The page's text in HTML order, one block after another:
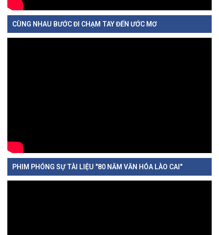
CÙNG NHAU BƯỚC ĐI CHẠM TAY ĐẾN ƯỚC MƠ
PHIM PHÓNG SỰ TÀI LIỆU "80 NĂM VĂN HÓA LÀO CAI"